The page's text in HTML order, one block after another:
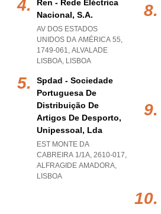
Ren - Rede Eléctrica
Nacional, S.a.
AV DOS ESTADOS
UNIDOS DA AMÉRICA 55,
1749-061, ALVALADE
LISBOA, LISBOA
Spdad - Sociedade
Portuguesa De
Distribuição De
Artigos De Desporto,
Unipessoal, Lda
EST MONTE DA
CABREIRA 1/1A, 2610-017,
ALFRAGIDE AMADORA,
LISBOA